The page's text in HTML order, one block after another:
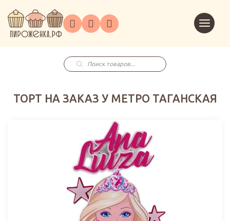
ГлавнаяКаталог
на
заказ
Праздники
Корпоративным
клиентам
в
корзину
Поиск
товаров
ТОРТ НА ЗАКАЗ У МЕТРО ТАГАНСКАЯ